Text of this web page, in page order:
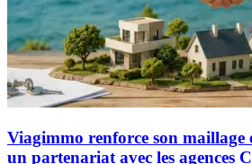
Viagimmo renforce son maillage
un partenariat avec les agences